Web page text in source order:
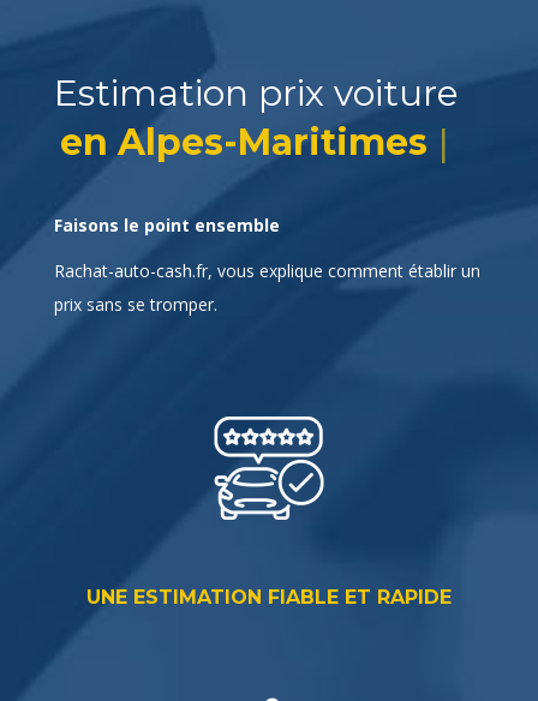
Estimation prix voiture
en Alpes-Maritimes ?
|
Faisons le point ensemble
Rachat-auto-cash.fr, vous explique comment établir un